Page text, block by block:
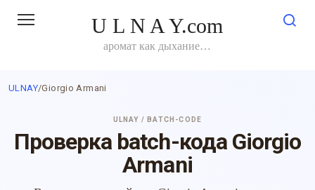
U L N A Y.com
аромат как дыхание…
ULNAY/Giorgio Armani
ULNAY / BATCH-CODE
Проверка batch-кода Giorgio
Armani